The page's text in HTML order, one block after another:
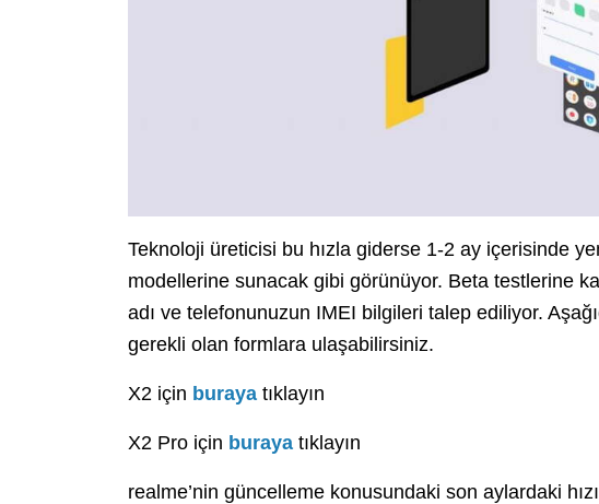
Teknoloji üreticisi bu hızla giderse 1-2 ay içerisinde
modellerine sunacak gibi görünüyor. Beta testlerine
adı ve telefonunuzun IMEI bilgileri talep ediliyor.
gerekli olan formlara ulaşabilirsiniz.
X2 için buraya tıklayın
X2 Pro için buraya tıklayın
realme’nin güncelleme konusundaki son aylardaki